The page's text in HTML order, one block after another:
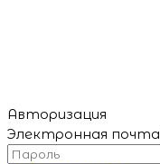
Авторизация
Электронная почта